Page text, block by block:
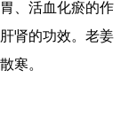
、活血化瘀的作
肾的功效。老姜
寒。